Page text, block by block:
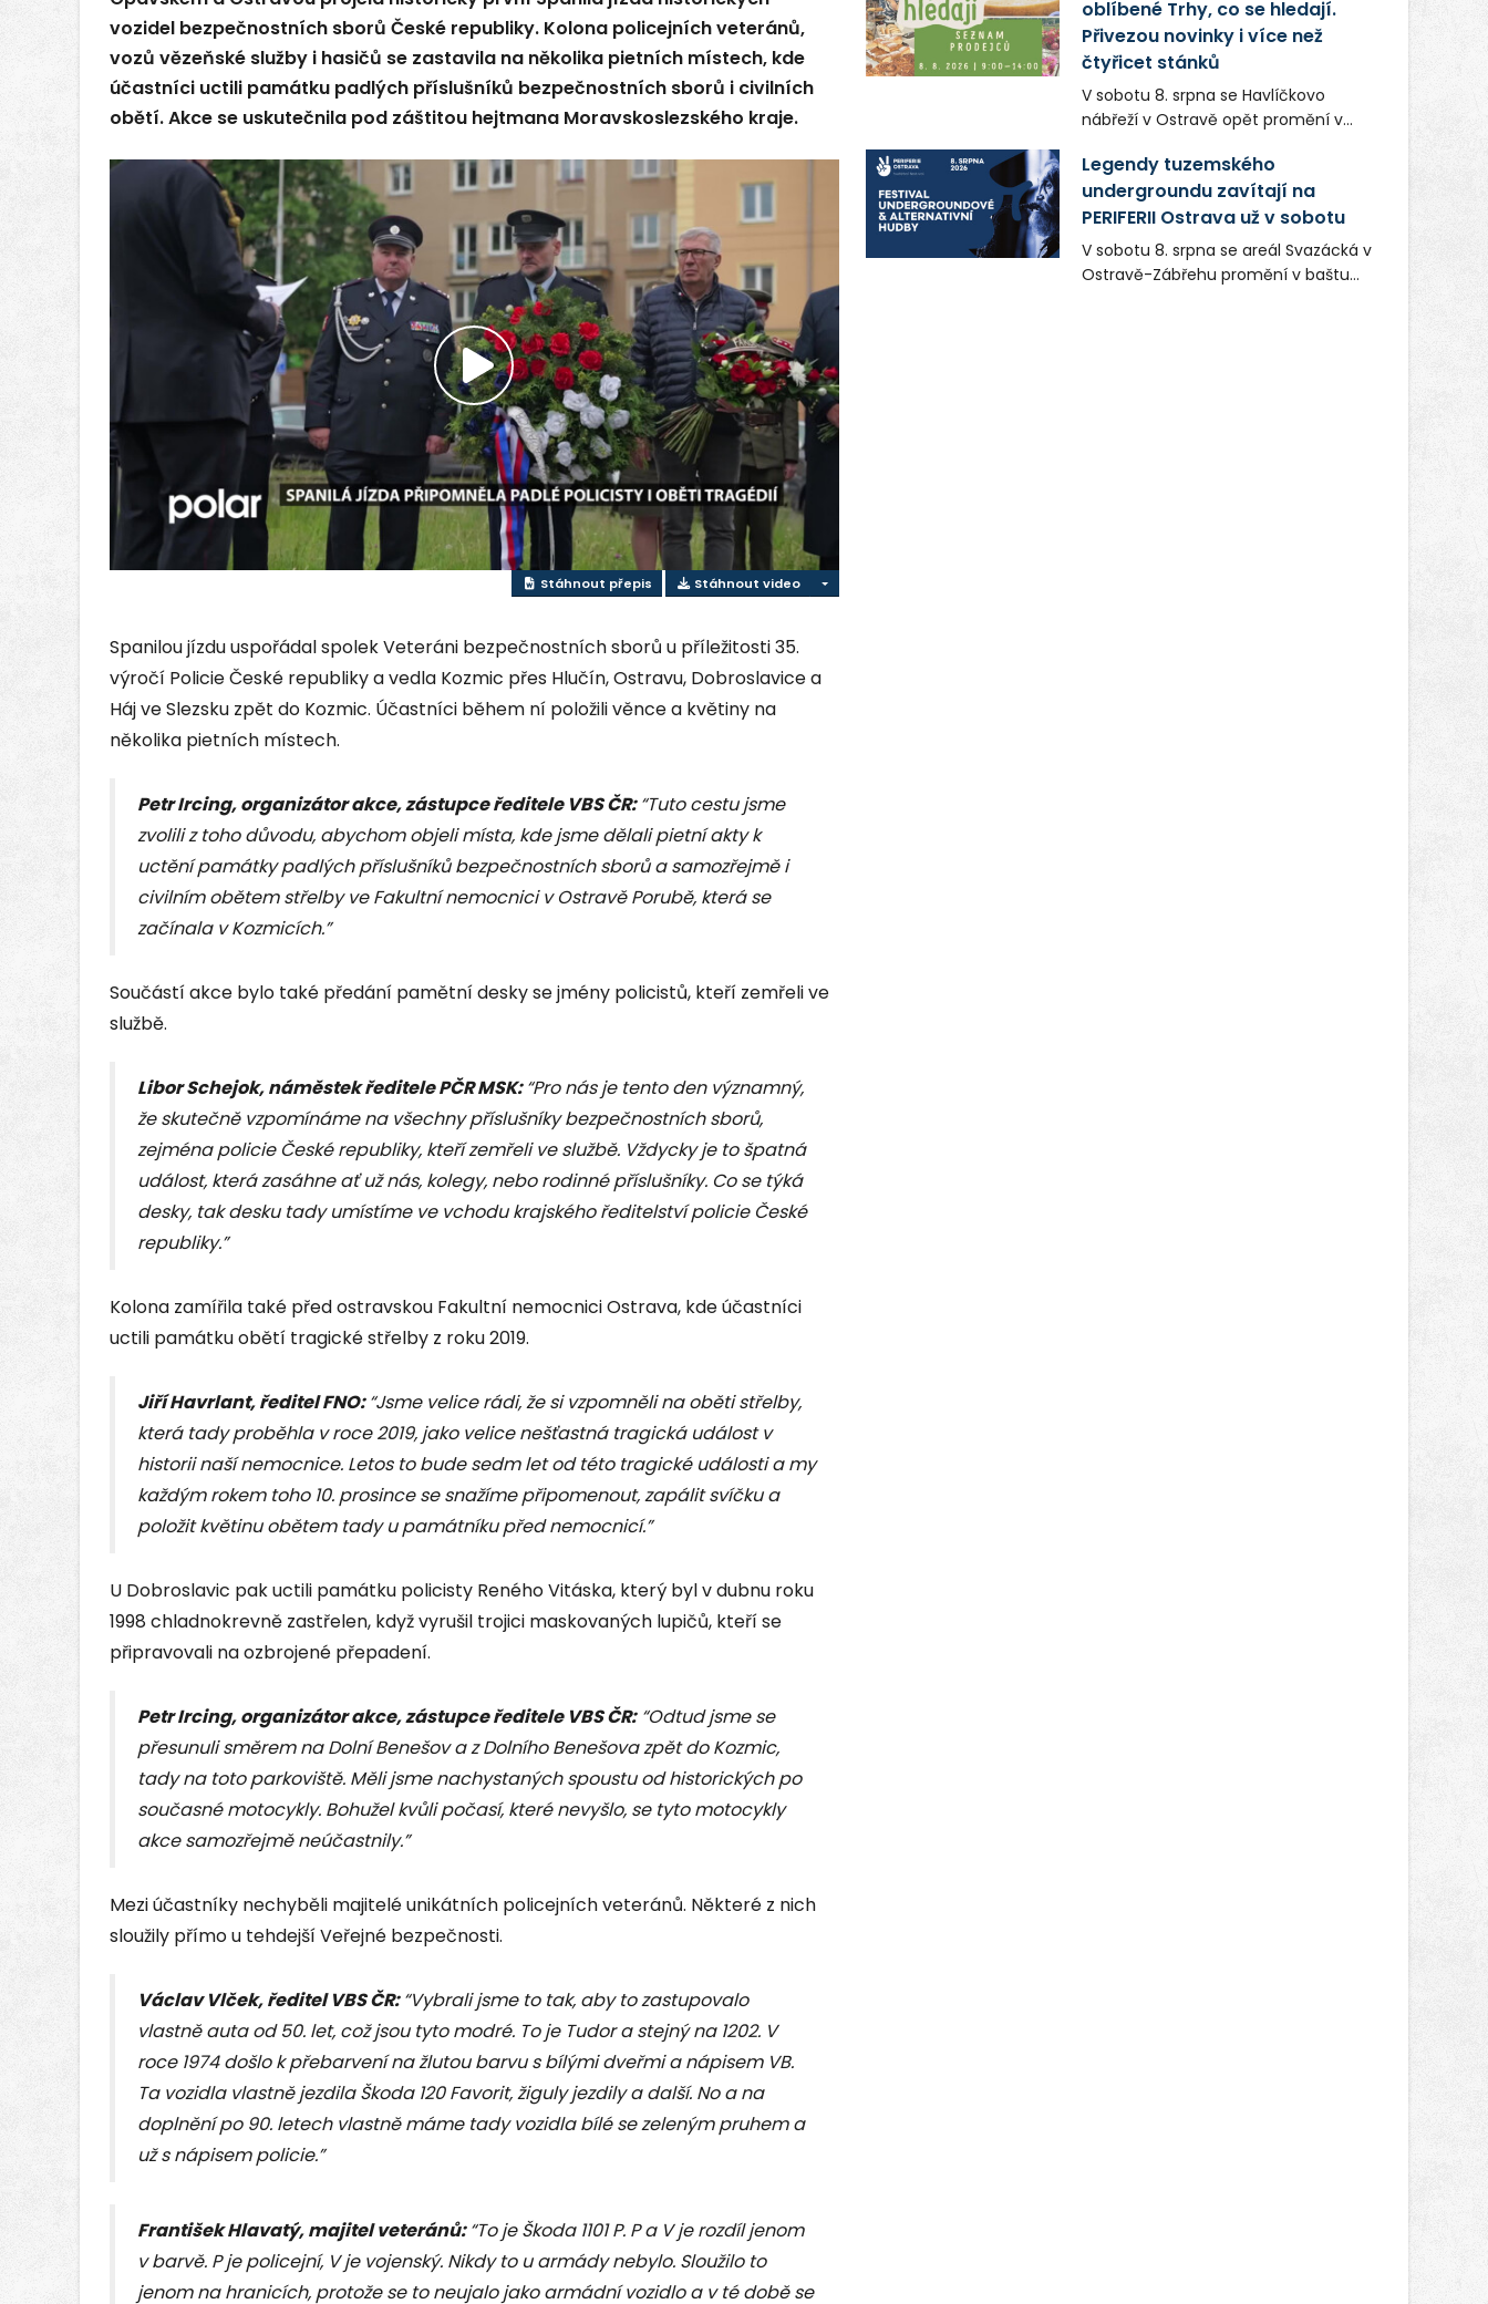
vozidel bezpečnostních sborů České republiky. Kolona policejních veteránů,
vozů vězeňské služby i hasičů se zastavila na několika pietních místech, kde
účastníci uctili památku padlých příslušníků bezpečnostních sborů i civilních
obětí. Akce se uskutečnila pod záštitou hejtmana Moravskoslezského kraje.
Přehrát
video
Stáhnout přepis Stáhnout video
Spanilou jízdu uspořádal spolek Veteráni bezpečnostních sborů u příležitosti 35.
výročí Policie České republiky a vedla Kozmic přes Hlučín, Ostravu, Dobroslavice a
Háj ve Slezsku zpět do Kozmic. Účastníci během ní položili věnce a květiny na
několika pietních místech.
Petr Ircing, organizátor akce, zástupce ředitele VBS ČR:“Tuto cestu jsme
zvolili z toho důvodu, abychom objeli místa, kde jsme dělali pietní akty k
uctění památky padlých příslušníků bezpečnostních sborů a samozřejmě i
civilním obětem střelby ve Fakultní nemocnici v Ostravě Porubě, která se
začínala v Kozmicích.”
Součástí akce bylo také předání pamětní desky se jmény policistů, kteří zemřeli ve
službě.
Libor Schejok, náměstek ředitele PČR MSK:“Pro nás je tento den významný,
že skutečně vzpomínáme na všechny příslušníky bezpečnostních sborů,
zejména policie České republiky, kteří zemřeli ve službě. Vždycky je to špatná
událost, která zasáhne ať už nás, kolegy, nebo rodinné příslušníky. Co se týká
desky, tak desku tady umístíme ve vchodu krajského ředitelství policie České
republiky.”
Kolona zamířila také před ostravskou Fakultní nemocnici Ostrava, kde účastníci
uctili památku obětí tragické střelby z roku 2019.
Jiří Havrlant, ředitel FNO:“Jsme velice rádi, že si vzpomněli na oběti střelby,
která tady proběhla v roce 2019, jako velice nešťastná tragická událost v
historii naší nemocnice. Letos to bude sedm let od této tragické události a my
každým rokem toho 10. prosince se snažíme připomenout, zapálit svíčku a
položit květinu obětem tady u památníku před nemocnicí.”
U Dobroslavic pak uctili památku policisty Reného Vitáska, který byl v dubnu roku
1998 chladnokrevně zastřelen, když vyrušil trojici maskovaných lupičů, kteří se
připravovali na ozbrojené přepadení.
Petr Ircing, organizátor akce, zástupce ředitele VBS ČR:“Odtud jsme se
přesunuli směrem na Dolní Benešov a z Dolního Benešova zpět do Kozmic,
tady na toto parkoviště. Měli jsme nachystaných spoustu od historických po
současné motocykly. Bohužel kvůli počasí, které nevyšlo, se tyto motocykly
akce samozřejmě neúčastnily.”
Mezi účastníky nechyběli majitelé unikátních policejních veteránů. Některé z nich
sloužily přímo u tehdejší Veřejné bezpečnosti.
Václav Vlček, ředitel VBS ČR:“Vybrali jsme to tak, aby to zastupovalo
vlastně auta od 50. let, což jsou tyto modré. To je Tudor a stejný na 1202. V
roce 1974 došlo k přebarvení na žlutou barvu s bílými dveřmi a nápisem VB.
Ta vozidla vlastně jezdila Škoda 120 Favorit, žiguly jezdily a další. No a na
doplnění po 90. letech vlastně máme tady vozidla bílé se zeleným pruhem a
už s nápisem policie.”
František Hlavatý, majitel veteránů:“To je Škoda 1101 P. P a V je rozdíl jenom
v barvě. P je policejní, V je vojenský. Nikdy to u armády nebylo. Sloužilo to
jenom na hranicích, protože se to neujalo jako armádní vozidlo a v té době se
oblíbené Trhy, co se hledají.
Přivezou novinky i více než
čtyřicet stánků
V sobotu 8. srpna se Havlíčkovo
nábřeží v Ostravě opět promění v
lokálních výrobků. Trhy, co se hledají
tentokrát nabídnou více než čtyřicet
pečlivě vybraných stánků s kvalitní
gastronomií, farmářskými produkty,
designem i řemeslnou tvorbou.
Návštěvníci se mohou těšit nejen na
Legendy tuzemského
undergroundu zavítají na
PERIFERII Ostrava už v sobotu
V sobotu 8. srpna se areál Svazácká v
Ostravě-Zábřehu promění v baštu